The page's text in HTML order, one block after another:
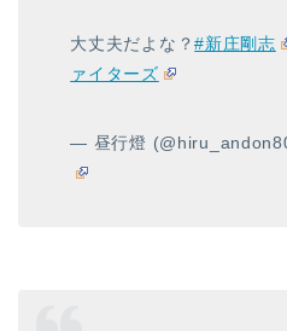
大丈夫だよな？#新庄剛志
ァイターズ
— 昼行燈